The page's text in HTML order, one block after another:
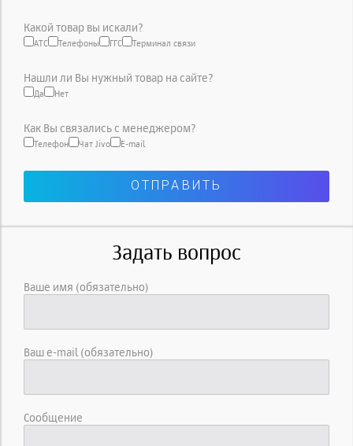
Какой товар вы искали?
АТС Телефоны ГГС Терминал связи
Нашли ли Вы нужный товар на сайте?
Да Нет
Как Вы связались с менеджером?
Телефон Чат Jivo E-mail
Задать вопрос
Ваше имя (обязательно)
Ваш e-mail (обязательно)
Сообщение